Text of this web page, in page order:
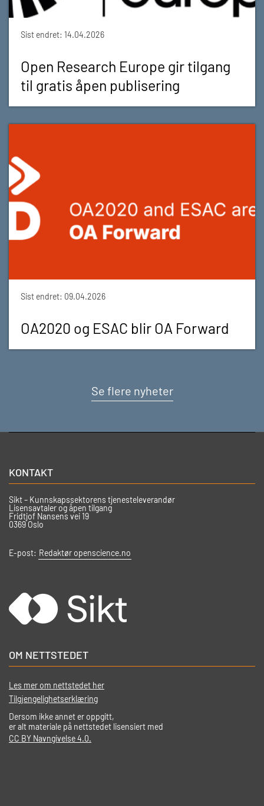
Sist endret: 14.04.2026
Open Research Europe gir tilgang
til gratis åpen publisering
Sist endret: 09.04.2026
OA2020 og ESAC blir OA Forward
Se flere nyheter
KONTAKT
Sikt – Kunnskapssektorens tjenesteleverandør
Lisensavtaler og åpen tilgang
Fridtjof Nansens vei 19
0369 Oslo
E-post: Redaktør openscience.no
OM NETTSTEDET
Les mer om nettstedet her
Tilgjengelighetserklæring
Dersom ikke annet er oppgitt,
er alt materiale på nettstedet lisensiert med
CC BY Navngivelse 4.0.